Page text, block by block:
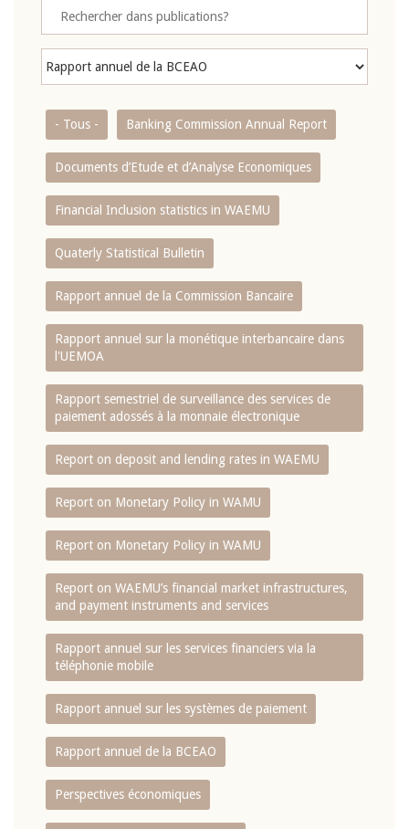
- Tous - Banking Commission Annual Report
Documents d’Etude et d’Analyse Economiques
Financial Inclusion statistics in WAEMU
Quaterly Statistical Bulletin
Rapport annuel de la Commission Bancaire
Rapport annuel sur la monétique interbancaire dans
l'UEMOA
Rapport semestriel de surveillance des services de
paiement adossés à la monnaie électronique
Report on deposit and lending rates in WAEMU
Report on Monetary Policy in WAMU
Report on Monetary Policy in WAMU
Report on WAEMU’s financial market infrastructures,
and payment instruments and services
Rapport annuel sur les services financiers via la
téléphonie mobile
Rapport annuel sur les systèmes de paiement
Rapport annuel de la BCEAO
Perspectives économiques